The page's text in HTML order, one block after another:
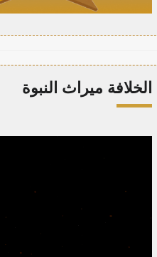
الخلافة ميراث النبوة